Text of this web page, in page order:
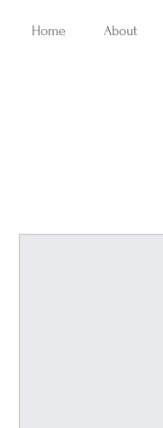
Home About